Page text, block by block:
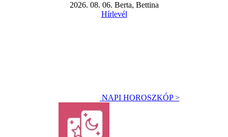
2026. 08. 06. Berta, Bettina
Hírlevél
NAPI HOROSZKÓP >